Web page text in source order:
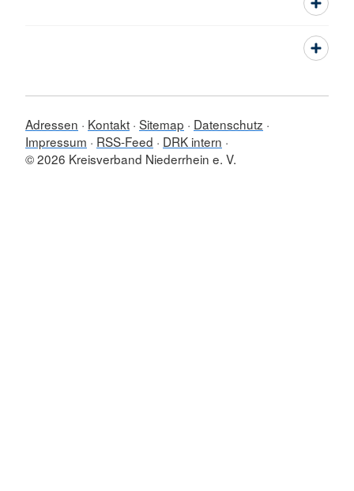
Adressen Kontakt Sitemap
Datenschutz
Impressum
RSS-Feed
DRK intern
© 2026 Kreisverband Niederrhein e. V.